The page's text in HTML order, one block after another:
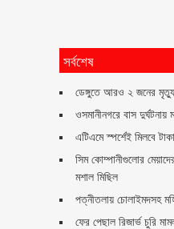
সর্বশেষ
ডেঙ্গুতে আরও ২ জনের
ওসমানীনগরে বাস
এটিএমে স্পর্শেই মিলবে টাকা
সিম কোম্পানীগুলোর
মশাল মিছিল
পত্নীতলায় চোলাইমদসহ
ফের পেছাল রিজার্ভ চুরি